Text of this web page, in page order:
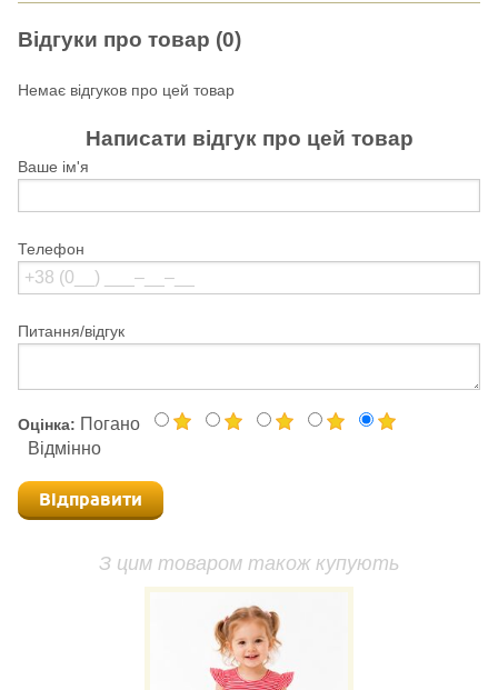
Відгуки про товар (0)
Немає відгуков про цей товар
Написати відгук про цей товар
Ваше ім'я
Телефон
Питання/відгук
Оцінка: Погано
Відмінно
Відправити
З цим товаром також купують